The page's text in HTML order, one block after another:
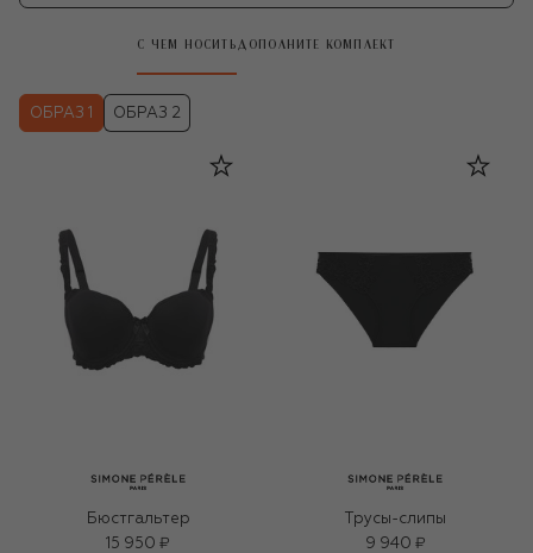
С ЧЕМ НОСИТЬ ДОПОЛНИТЕ КОМПЛЕКТ
ОБРАЗ 1 ОБРАЗ 2
Бюстгальтер
15 950 ₽
Трусы-слипы
9 940 ₽